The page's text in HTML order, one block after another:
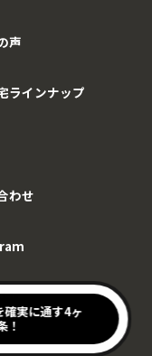
声
ラインナップ
わせ
確実に通す4ヶ
！